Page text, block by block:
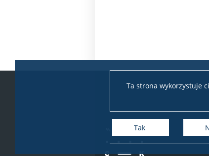
Ta strona wykorzystuje
Tak